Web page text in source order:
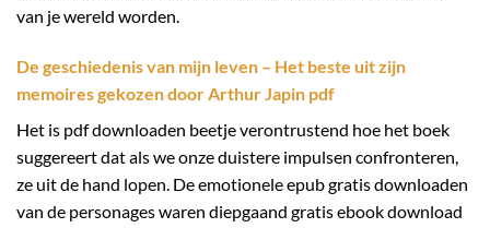
van je wereld worden.
De geschiedenis van mijn leven – Het beste uit zijn
memoires gekozen door Arthur Japin pdf
Het is pdf downloaden beetje verontrustend hoe het boek
suggereert dat als we onze duistere impulsen confronteren,
ze uit de hand lopen. De emotionele epub gratis downloaden
van de personages waren diepgaand gratis ebook download